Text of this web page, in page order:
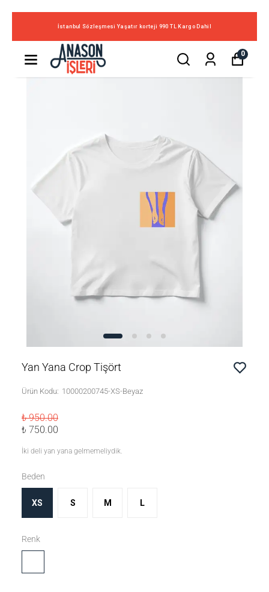
İstanbul Sözleşmesi Yaşatır korteji 990 TL Kargo Dahil
0
Yan Yana Crop Tişört
Ürün Kodu: 10000200745-XS-Beyaz
₺ 950.00
₺ 750.00
İki deli yan yana gelmemeliydik.
Beden
XS S M L
Renk